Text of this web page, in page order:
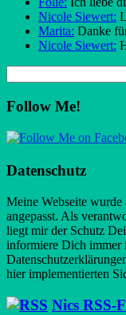
Nicole Siewert:
Marita: Danke
Nicole Siewert:
Follow Me!
Datenschutz
Meine Webseite
angepasst. Als
liegt mir der Schutz
informiere Dich immer
hier implementierten
Nics RSS-